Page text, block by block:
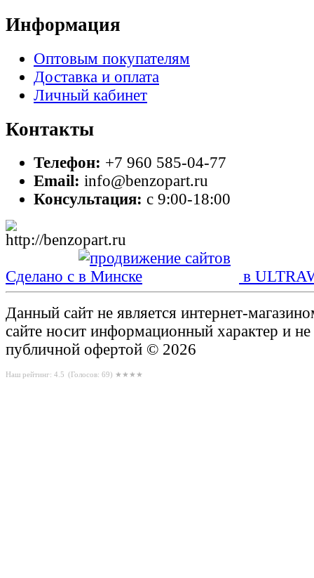
Информация
Оптовым покупателям
Доставка и оплата
Личный кабинет
Контакты
Телефон: +7 960 585-04-77
Email: info@benzopart.ru
Консультация: с 9:00-18:00
Сделано с в
Данный сайт не является интернет-
сайте носит информационный характер и не
публичной офертой © 2026
Наш рейтинг: 4.5 (Голосов: 69) ★★★★